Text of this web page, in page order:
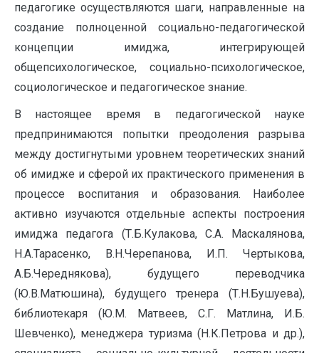
педагогике осуществляются шаги, направленные на
создание полноценной социально-педагогической
концепции имиджа, интегрирующей
общепсихологическое, социально-психологическое,
социологическое и педагогическое знание.
В настоящее время в педагогической науке
предпринимаются попытки преодоления разрыва
между достигнутыми уровнем теоретических знаний
об имидже и сферой их практического применения в
процессе воспитания и образования. Наиболее
активно изучаются отдельные аспекты построения
имиджа педагога (Т.Б.Кулакова, С.А. Маскалянова,
Н.А.Тарасенко, В.Н.Черепанова, И.П. Чертыкова,
А.Б.Череднякова), будущего переводчика
(Ю.В.Матюшина), будущего тренера (Т.Н.Бушуева),
библиотекаря (Ю.М. Матвеев, С.Г. Матлина, И.Б.
Шевченко), менеджера туризма (Н.К.Петрова и др.),